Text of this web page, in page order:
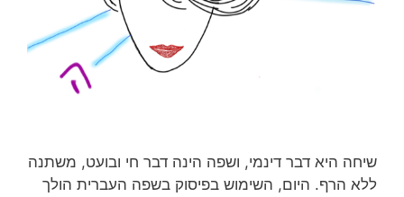
שיחה היא דבר דינמי, ושפה הינה דבר חי ובועט, משתנה
ללא הרף. היום, השימוש בפיסוק בשפה העברית הולך